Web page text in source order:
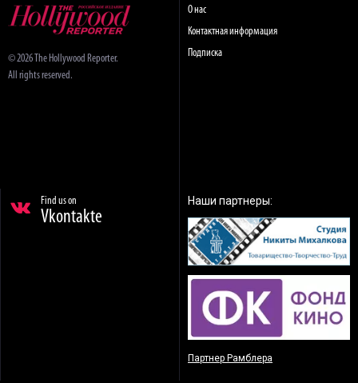
© 2026 The Hollywood Reporter.
All rights reserved.
О нас
Контактная информация
Подписка
Find us on
Vkontakte
Наши партнеры:
Партнер Рамблера